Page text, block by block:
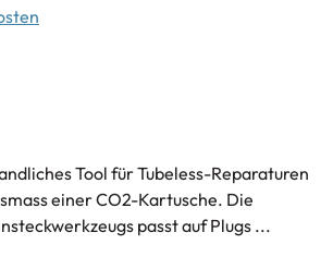
Tool für Tubeless-Reparaturen
einer CO2-Kartusche. Die
passt auf Plugs ...